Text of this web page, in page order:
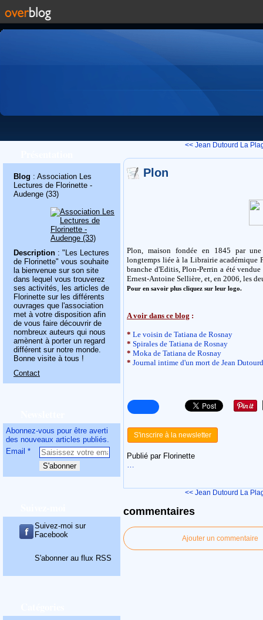
Blog : Association Les
Lectures de Florinette -
Audenge (33)
Description : "Les Lectures
de Florinette" vous souhaite
la bienvenue sur son site
dans lequel vous trouverez
ses activités, les articles de
Florinette sur les différents
ouvrages que l'association
met à votre disposition afin
de vous faire découvrir de
nombreux auteurs qui nous
amènent à porter un regard
différent sur notre monde.
Bonne visite à tous !
Contact
Abonnez-vous pour être averti
des nouveaux articles publiés.
Email
Suivez-moi sur
Facebook
S'abonner au flux RSS
<< Jean Dutourd La
Plon
Plon, maison fondée en 1845 par
longtemps liée à la Librairie académique
branche d'Editis, Plon-Perrin a été
Ernest-Antoine Sellière, et, en 2006, les
Pour en savoir plus cliquez sur leur logo.
A voir dans ce blog :
* Le voisin de Tatiana de Rosnay
* Spirales de Tatiana de Rosnay
* Moka de Tatiana de Rosnay
* Journal intime d'un mort de Jean Dutourd
S'inscrire à la newsletter
Publié par Florinette
…
<< Jean Dutourd La
commentaires
Ajouter un commentaire